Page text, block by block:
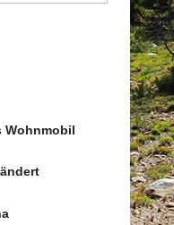
Wohnmobil